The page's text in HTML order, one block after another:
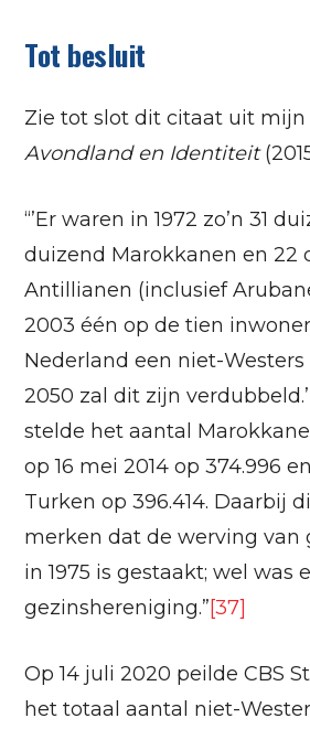
Tot besluit
Zie tot slot dit citaat uit
Avondland en Identiteit
“’Er waren in 1972 zo’n 31
duizend Marokkanen en 22
Antillianen (inclusief
2003 één op de tien
Nederland een niet-
2050 zal dit zijn
stelde het aantal
op 16 mei 2014 op 374.996
Turken op 396.414. Daarbij
merken dat de werving van
in 1975 is gestaakt; wel was
gezinshereniging.”[37]
Op 14 juli 2020 peilde CBS
het totaal aantal niet-